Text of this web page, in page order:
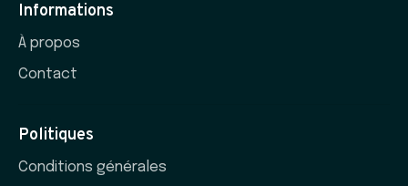
Informations
À propos
Contact
Politiques
Conditions générales